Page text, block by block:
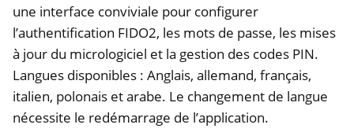
navigation of NitroPad, NitroPC
navigation of NitroPhone, NitroTablet
navigation of NextBox
navigation of NetHSM
navigation of NitroWall
une interface conviviale pour configurer
l’authentification FIDO2, les mots de passe, les mises
à jour du micrologiciel et la gestion des codes PIN.
Langues disponibles : Anglais, allemand, français,
italien, polonais et arabe. Le changement de langue
nécessite le redémarrage de l’application.